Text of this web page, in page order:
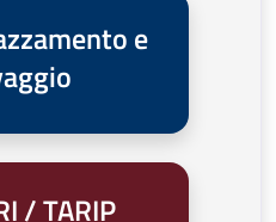
e
/ TARIP